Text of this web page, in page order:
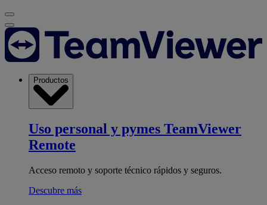
Productos
Uso personal y pymes TeamViewer
Remote
Acceso remoto y soporte técnico rápidos y seguros.
Descubre más